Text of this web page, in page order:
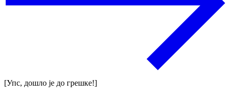
[Упс, дошло је до грешке!]